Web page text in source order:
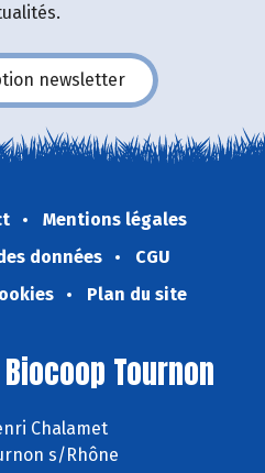
newsletter
Mentions légales
données
CGU
Plan du site
Tournon
Chalamet
s/Rhône